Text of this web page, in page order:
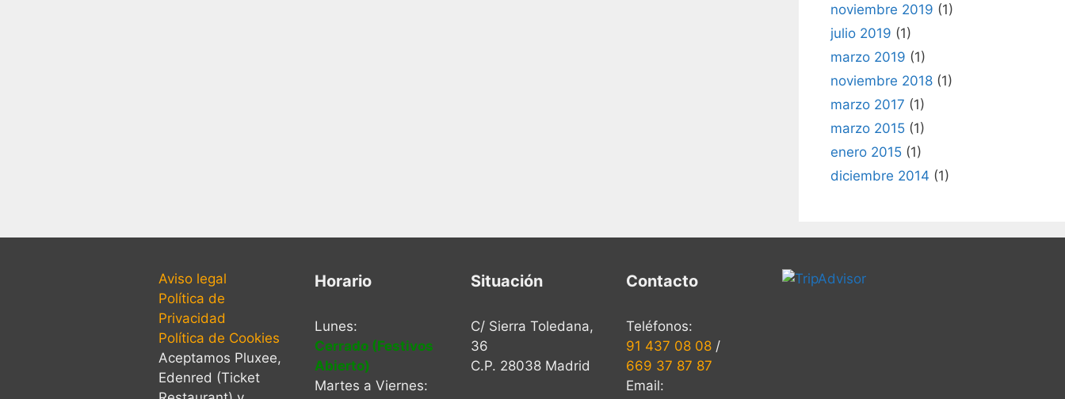
noviembre 2019 (1)
julio 2019 (1)
marzo 2019 (1)
noviembre 2018 (1)
marzo 2017 (1)
marzo 2015 (1)
enero 2015 (1)
diciembre 2014 (1)
Aviso legal
Política de
Privacidad
Política de Cookies
Aceptamos Pluxee,
Edenred (Ticket
Horario
Lunes:
Cerrado (Festivos
Abierto)
Martes a Viernes:
Situación
C/ Sierra Toledana,
36
C.P. 28038 Madrid
Contacto
Teléfonos:
91 437 08 08 /
669 37 87 87
Email: